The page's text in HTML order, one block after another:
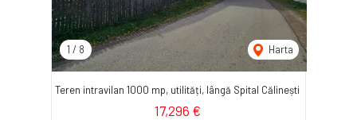
1 / 8 Harta
Teren intravilan 1000 mp, utilități, lângă Spital Călinești
17,296 €